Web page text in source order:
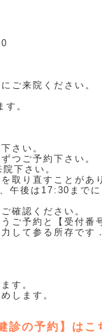
ご来院ください。
。
さい。
つご予約下さい。
下さい。
取り直すことがあ
後は17:30までに
確認ください。
予約と【受付番
して参る所存です．
す。
します。
診の予約】はこ